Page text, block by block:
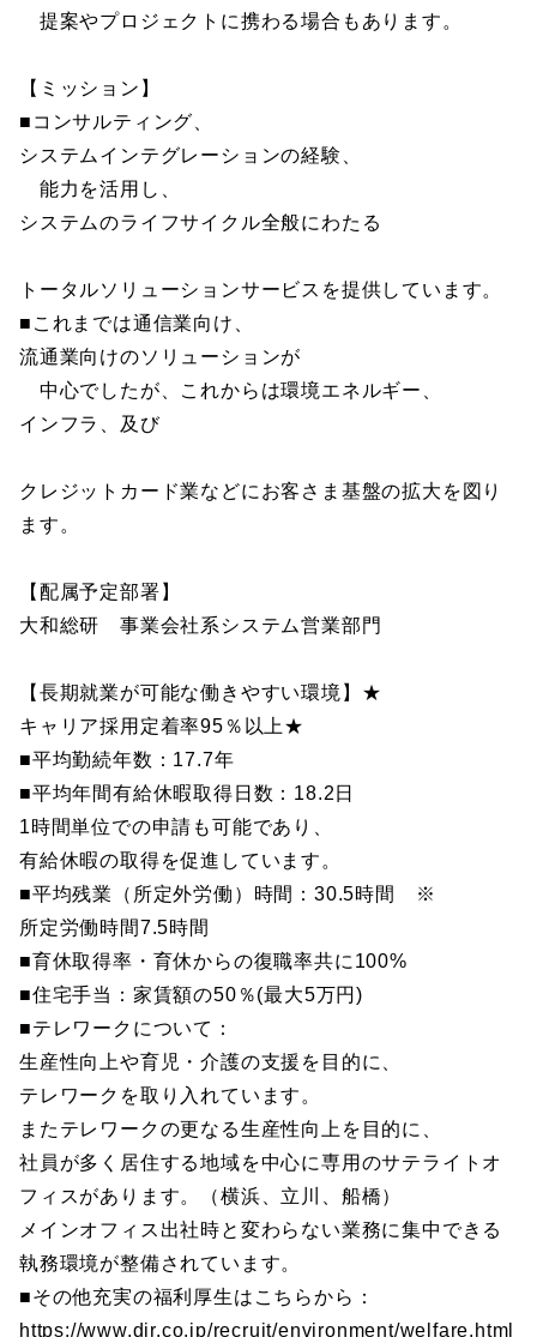
提案やプロジェクトに携わる場合もあります。
【ミッション】
■コンサルティング、
システムインテグレーションの経験、
能力を活用し、
システムのライフサイクル全般にわたる
トータルソリューションサービスを提供しています。
■これまでは通信業向け、
流通業向けのソリューションが
中心でしたが、これからは環境エネルギー、
インフラ、及び
クレジットカード業などにお客さま基盤の拡大を図り
ます。
【配属予定部署】
大和総研 事業会社系システム営業部門
【長期就業が可能な働きやすい環境】★
キャリア採用定着率95％以上★
■平均勤続年数：17.7年
■平均年間有給休暇取得日数：18.2日
1時間単位での申請も可能であり、
有給休暇の取得を促進しています。
■平均残業（所定外労働）時間：30.5時間 ※
所定労働時間7.5時間
■育休取得率・育休からの復職率共に100%
■住宅手当：家賃額の50％(最大5万円)
■テレワークについて：
生産性向上や育児・介護の支援を目的に、
テレワークを取り入れています。
またテレワークの更なる生産性向上を目的に、
社員が多く居住する地域を中心に専用のサテライトオ
フィスがあります。（横浜、立川、船橋）
メインオフィス出社時と変わらない業務に集中できる
執務環境が整備されています。
■その他充実の福利厚生はこちらから：
https://www.dir.co.jp/recruit/environment/welfare.html